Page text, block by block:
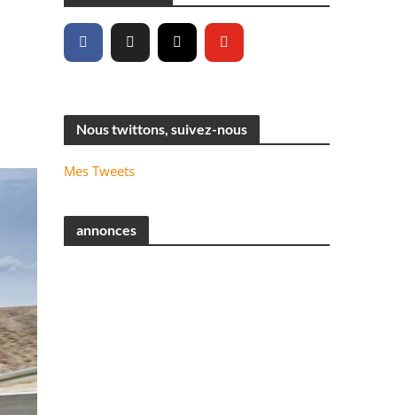
Nous twittons, suivez-nous
Mes Tweets
annonces